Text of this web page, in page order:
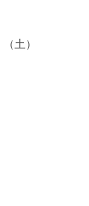
（土）